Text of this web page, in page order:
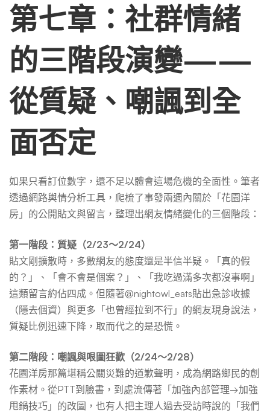
第七章：社群情緒
的三階段演變——
從質疑、嘲諷到全
面否定
如果只看訂位數字，還不足以體會這場危機的全面性。筆者
透過網路輿情分析工具，爬梳了事發兩週內關於「花園洋
房」的公開貼文與留言，整理出網友情緒變化的三個階段：
第一階段：質疑（2/23～2/24）
貼文剛擴散時，多數網友的態度還是半信半疑。「真的假
的？」、「會不會是個案？」、「我吃過滿多次都沒事啊」
這類留言約佔四成。但隨著@nightowl_eats貼出急診收據
（隱去個資）與更多「也曾經拉到不行」的網友現身說法，
質疑比例迅速下降，取而代之的是恐慌。
第二階段：嘲諷與哏圖狂歡（2/24～2/28）
花園洋房那篇堪稱公關災難的道歉聲明，成為網路鄉民的創
作素材。從PTT到臉書，到處流傳著「加強內部管理→加強
甩鍋技巧」的改圖，也有人把主理人過去受訪時說的「我們